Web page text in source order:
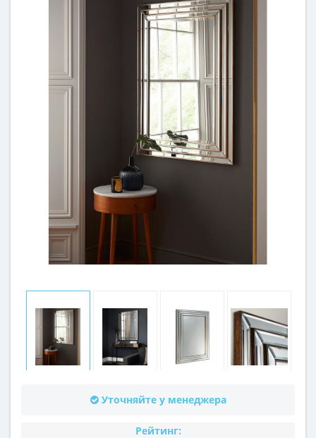
Уточняйте у менеджера
Рейтинг: